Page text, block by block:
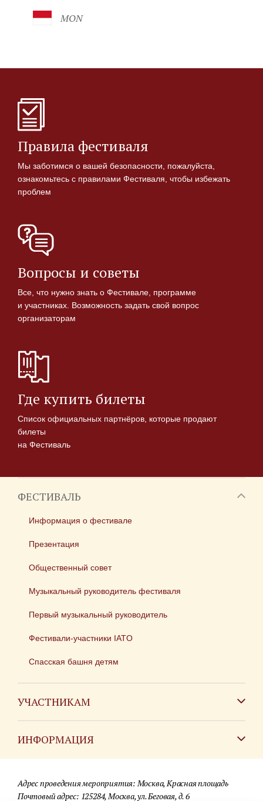
MON
Правила фестиваля
Мы заботимся о вашей безопасности, пожалуйста,
ознакомьтесь с правилами Фестиваля, чтобы избежать
проблем
Вопросы и советы
Все, что нужно знать о Фестивале, программе
и участниках. Возможность задать свой вопрос
организаторам
Где купить билеты
Список официальных партнёров, которые продают
билеты
на Фестиваль
ФЕСТИВАЛЬ
Информация о фестивале
Презентация
Общественный совет
Музыкальный руководитель фестиваля
Первый музыкальный руководитель
Фестивали-участники IATO
Спасская башня детям
УЧАСТНИКАМ
ИНФОРМАЦИЯ
Для СМИ
Адрес проведения мероприятия: Москва, Красная площадь
Почтовый адрес: 125284, Москва, ул. Беговая, д. 6